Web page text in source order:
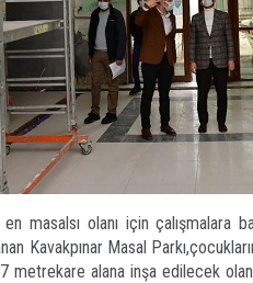
masalsı olanı için çalışmalara
Kavakpınar Masal
metrekare alana inşa edilecek